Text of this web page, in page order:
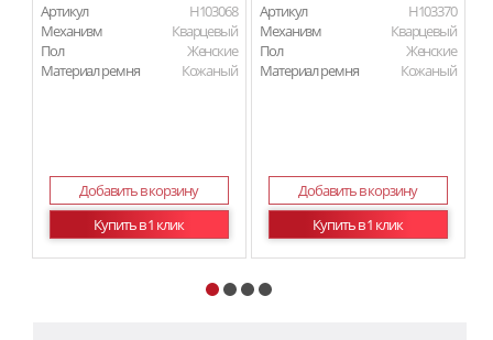
Артикул
H103068
Механизм
Кварцевый
Пол
Женские
Материал ремня
Кожаный
Добавить в корзину
Купить в 1 клик
Артикул
H103370
Механизм
Кварцевый
Пол
Женские
Материал ремня
Кожаный
Добавить в корзину
Купить в 1 клик